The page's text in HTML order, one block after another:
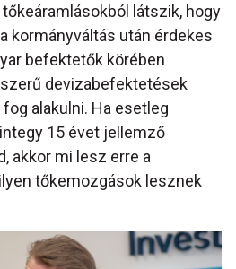
látszik, hogy
kormányváltás után érdekes
befektetők körében
devizabefektetések
alakulni. Ha esetleg
15 évet jellemző
akkor mi lesz erre a
tőkemozgások lesznek